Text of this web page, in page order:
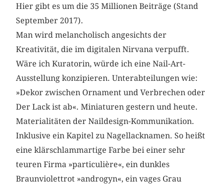
Hier gibt es um die 35 Millionen Beiträge (Stand
September 2017).
Man wird melancholisch angesichts der
Kreativität, die im digitalen Nirvana verpufft.
Wäre ich Kuratorin, würde ich eine Nail-Art-
Ausstellung konzipieren. Unterabtei­lungen wie:
»Dekor zwischen Ornament und Verbrechen oder
Der Lack ist ab«. Miniaturen gestern und heute.
Materialitäten der Naildesign-­Kommunikation.
Inklusive ein Kapitel zu Nagellacknamen. So heißt
eine klärschlammartige Farbe bei einer sehr
teuren Firma »particulière«, ein dunkles
Braunviolettrot »androgyn«, ein vages Grau